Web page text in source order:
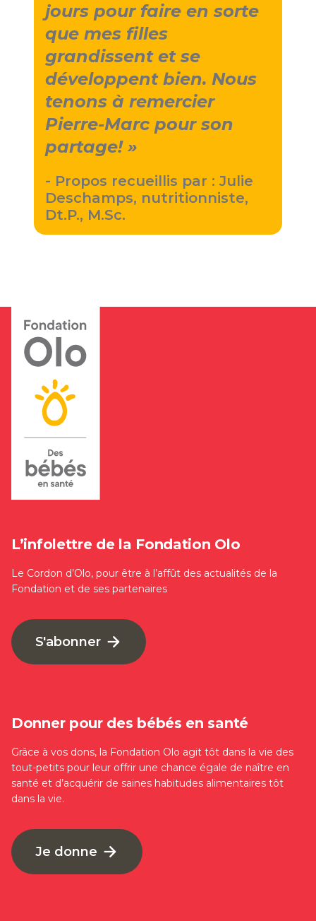
jours pour faire en sorte
que mes filles
grandissent et se
développent bien. Nous
tenons à remercier
Pierre-Marc pour son
partage!
- Propos recueillis par : Julie
Deschamps, nutritionniste,
Dt.P., M.Sc.
L’infolettre de la Fondation Olo
Le Cordon d’Olo, pour être à l’affût des actualités de la
Fondation et de ses partenaires
S'abonner
Donner pour des bébés en santé
Grâce à vos dons, la Fondation Olo agit tôt dans la vie des
tout-petits pour leur offrir une chance égale de naître en
santé et d’acquérir de saines habitudes alimentaires tôt
dans la vie.
Je donne